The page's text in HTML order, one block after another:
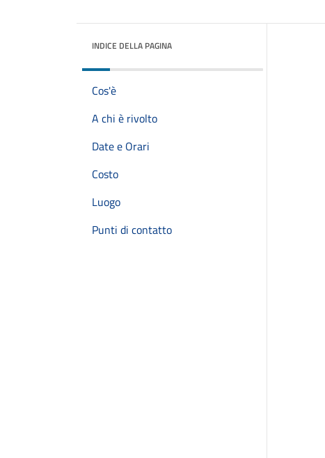
INDICE DELLA PAGINA
Cos'è
A chi è rivolto
Date e Orari
Costo
Luogo
Punti di contatto